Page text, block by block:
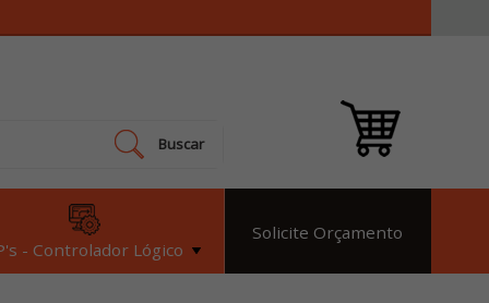
Buscar
- Controlador Lógico
Solicite Orçamento